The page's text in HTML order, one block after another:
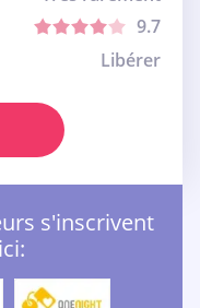
9.7
Libérer
s'inscrivent